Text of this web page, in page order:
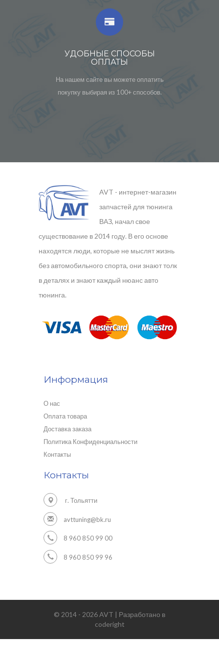
УДОБНЫЕ СПОСОБЫ
ОПЛАТЫ
На нашем сайте вы можете оплатить
покупку выбирая из 100+ способов.
AVT - интернет-магазин
запчастей для тюнинга
ВАЗ, начал свое
существование в 2014 году. В его основе
находятся люди, которые не мыслят жизнь
без автомобильного спорта, они знают толк
в деталях и знают каждый нюанс авто
тюнинга.
Информация
О нас
Оплата товара
Доставка заказа
Политика Конфиденциальности
Контакты
Контакты
г. Тольятти
avttuning@bk.ru
8 960 850 99 00
8 960 850 99 96
© 2014 - 2026 AVT | Разработано в
coderight